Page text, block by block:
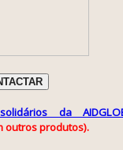
da
outros produtos).